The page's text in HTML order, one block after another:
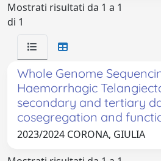
Mostrati risultati da 1 a 1
di 1
Whole Genome
Haemorrhagic
secondary and tertiary
cosegregation and
2023/2024 CORONA, GIULIA